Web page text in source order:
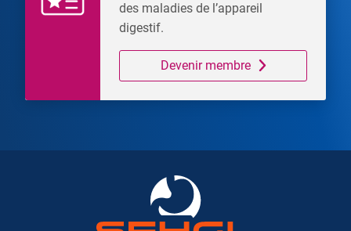
des maladies de l’appareil
digestif.
Devenir membre